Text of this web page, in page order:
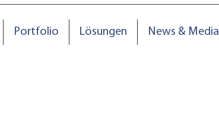
Portfolio Lösungen News & Media